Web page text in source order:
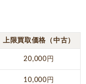
上限買取価格（中古）
20,000円
10,000円